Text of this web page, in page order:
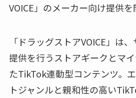
VOICE」のメーカー向け提供を
「ドラッグストアVOICE」は
提供を行うストアギークとマ
たTikTok連動型コンテンツ。
トジャンルと親和性の高い